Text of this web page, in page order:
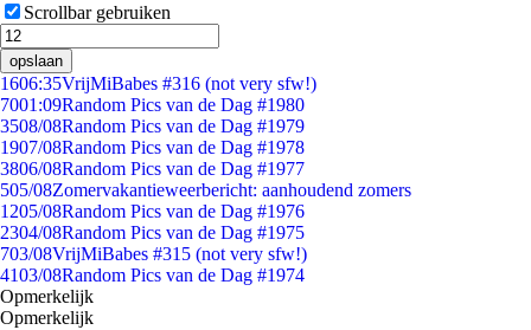
Scrollbar gebruiken
opslaan
1606:35VrijMiBabes #316 (not very sfw!)
7001:09Random Pics van de Dag #1980
3508/08Random Pics van de Dag #1979
1907/08Random Pics van de Dag #1978
3806/08Random Pics van de Dag #1977
505/08Zomervakantieweerbericht: aanhoudend zomers
1205/08Random Pics van de Dag #1976
2304/08Random Pics van de Dag #1975
703/08VrijMiBabes #315 (not very sfw!)
4103/08Random Pics van de Dag #1974
Opmerkelijk
Opmerkelijk